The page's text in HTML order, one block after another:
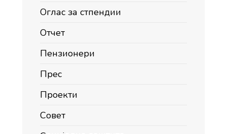
Оглас за стпендии
Отчет
Пензионери
Прес
Проекти
Совет